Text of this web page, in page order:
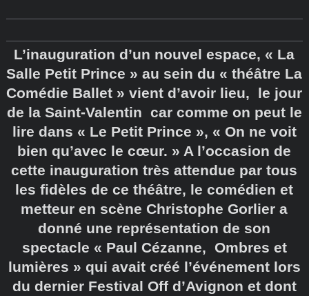
L’inauguration d’un nouvel espace, « La
Salle Petit Prince » au sein du « théâtre La
Comédie Ballet » vient d’avoir lieu, le jour
de la Saint-Valentin car comme on peut le
lire dans « Le Petit Prince », « On ne voit
bien qu’avec le cœur. » A l’occasion de
cette inauguration très attendue par tous
les fidèles de ce théâtre, le comédien et
metteur en scène Christophe Gorlier a
donné une représentation de son
spectacle « Paul Cézanne, Ombres et
lumières » qui avait créé l’événement lors
du dernier Festival Off d’Avignon et dont